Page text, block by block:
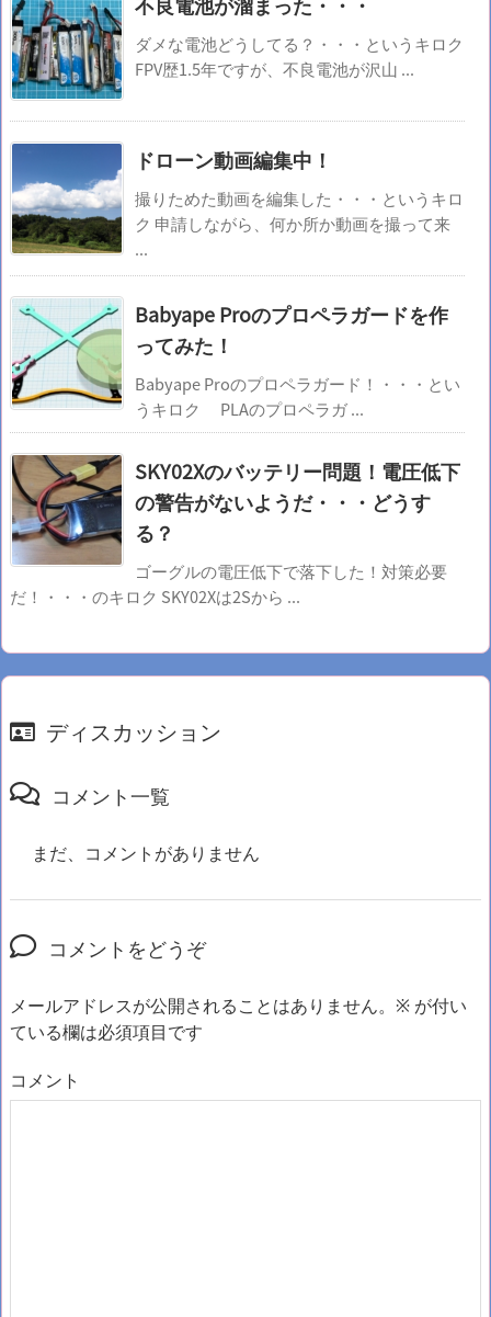
ダメな電池どうしてる？・・・というキロク
FPV歴1.5年ですが、不良電池が沢山 ...
ドローン動画編集中！
撮りためた動画を編集した・・・というキロ
ク 申請しながら、何か所か動画を撮って来
...
Babyape Proのプロペラガードを作
ってみた！
Babyape Proのプロペラガード！・・・とい
うキロク PLAのプロペラガ ...
SKY02Xのバッテリー問題！電圧低下
の警告がないようだ・・・どうす
る？
ゴーグルの電圧低下で落下した！対策必要
だ！・・・のキロク SKY02Xは2Sから ...
ディスカッション
コメント一覧
まだ、コメントがありません
コメントをどうぞ
メールアドレスが公開されることはありません。 ※ が付い
ている欄は必須項目です
コメント